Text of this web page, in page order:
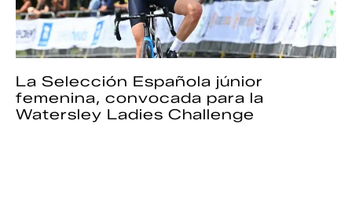
La Selección Española júnior
femenina, convocada para la
Watersley Ladies Challenge